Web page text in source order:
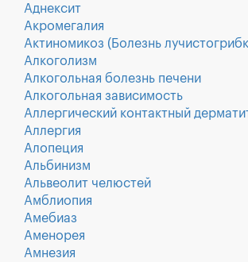
Аднексит
Акромегалия
Актиномикоз (Болезнь
Алкоголизм
Алкогольная болезнь печени
Алкогольная зависимость
Аллергический контактный
Аллергия
Алопеция
Альбинизм
Альвеолит челюстей
Амблиопия
Амебиаз
Аменорея
Амнезия